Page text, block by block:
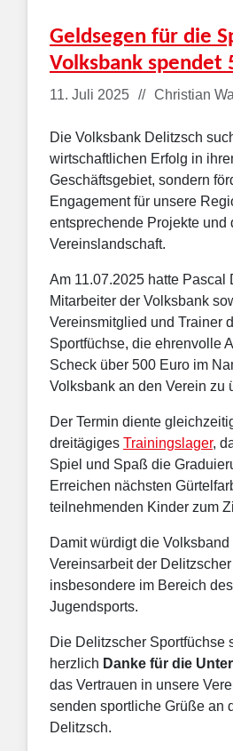
Geldsegen für die
Volksbank spendet
Details Christian
11. Juli 2025
Die Volksbank Delitzsch
wirtschaftlichen Erfolg in
Geschäftsgebiet, sondern
Engagement für unsere
entsprechende Projekte und
Vereinslandschaft.
Am 11.07.2025 hatte Pascal
Mitarbeiter der Volksbank
Vereinsmitglied und Trainer
Sportfüchse, die ehrenvolle
Scheck über 500 Euro im
Volksbank an den Verein zu
Der Termin diente
dreitägiges Trainingslager,
Spiel und Spaß die
Erreichen nächsten
teilnehmenden Kinder zum
Damit würdigt die
Vereinsarbeit der
insbesondere im Bereich
Jugendsports.
Die Delitzscher Sportfüchse
herzlich Danke für die
das Vertrauen in unsere
senden sportliche Grüße an
Delitzsch.